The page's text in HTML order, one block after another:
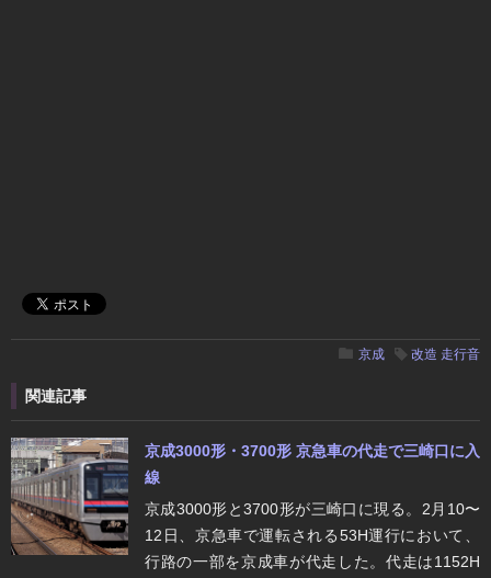
京成 改造 走行音
関連記事
京成3000形・3700形 京急車の代走で三崎口に入
線
京成3000形と3700形が三崎口に現る。2月10〜
12日、京急車で運転される53H運行において、
行路の一部を京成車が代走した。代走は1152H